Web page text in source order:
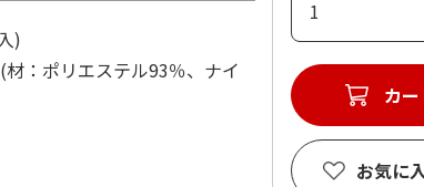
)
ポリエステル93％、ナイ
カ
お気に